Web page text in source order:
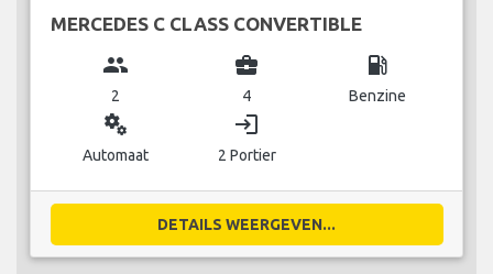
MERCEDES C CLASS CONVERTIBLE
group
2
business_center
4
local_gas_station
Benzine
miscellaneous_services
Automaat
login
2 Portier
DETAILS WEERGEVEN...